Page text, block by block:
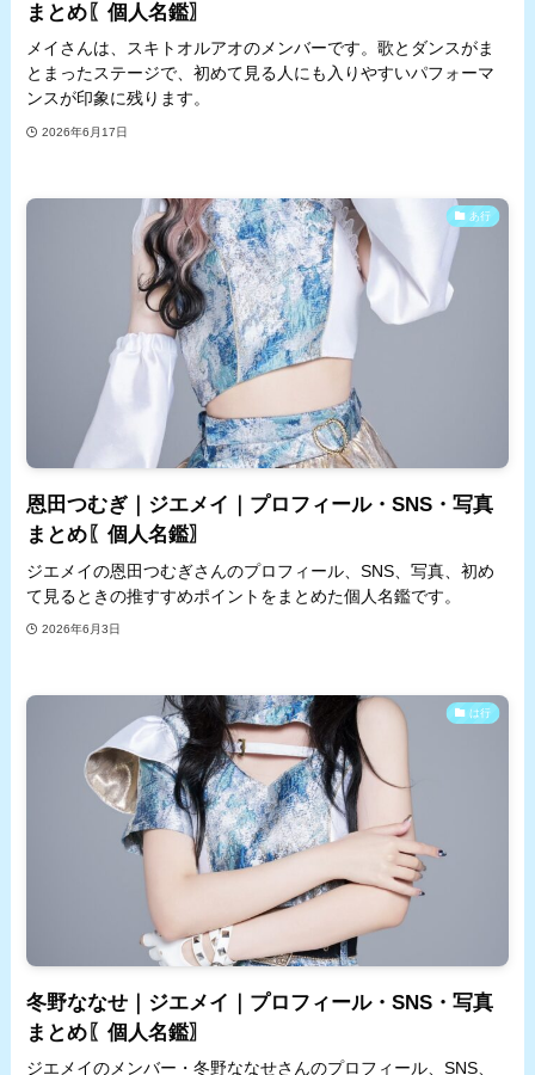
まとめ〖個人名鑑〗
メイさんは、スキトオルアオのメンバーです。歌とダンスがま
とまったステージで、初めて見る人にも入りやすいパフォーマ
ンスが印象に残ります。
2026年6月17日
あ行
恩田つむぎ｜ジエメイ｜プロフィール・SNS・写真
まとめ〖個人名鑑〗
ジエメイの恩田つむぎさんのプロフィール、SNS、写真、初め
て見るときの推すすめポイントをまとめた個人名鑑です。
2026年6月3日
は行
冬野ななせ｜ジエメイ｜プロフィール・SNS・写真
まとめ〖個人名鑑〗
ジエメイのメンバー・冬野ななせさんのプロフィール、SNS、